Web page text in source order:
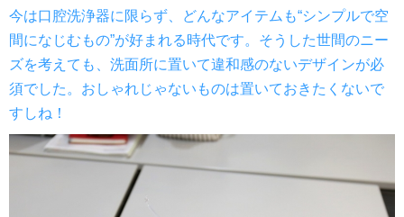
今は口腔洗浄器に限らず、どんなアイテムも“シンプルで空
間になじむもの”が好まれる時代です。そうした世間のニー
ズを考えても、洗面所に置いて違和感のないデザインが必
須でした。おしゃれじゃないものは置いておきたくないで
すしね！